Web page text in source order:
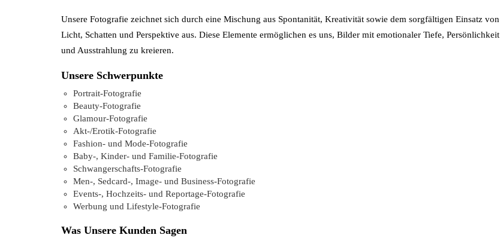
Unsere Fotografie zeichnet sich durch eine Mischung aus Spontanität, Kreativität sowie dem sorgfältigen Einsatz von
Licht, Schatten und Perspektive aus. Diese Elemente ermöglichen es uns, Bilder mit emotionaler Tiefe, Persönlichkeit
und Ausstrahlung zu kreieren.
Unsere Schwerpunkte
Portrait-Fotografie
Beauty-Fotografie
Glamour-Fotografie
Akt-/Erotik-Fotografie
Fashion- und Mode-Fotografie
Baby-, Kinder- und Familie-Fotografie
Schwangerschafts-Fotografie
Men-, Sedcard-, Image- und Business-Fotografie
Events-, Hochzeits- und Reportage-Fotografie
Werbung und Lifestyle-Fotografie
Was Unsere Kunden Sagen